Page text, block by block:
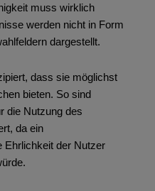
muss wirklich
werden nicht in Form
dargestellt.
dass sie möglichst
bieten. So sind
die Nutzung des
da ein
Ehrlichkeit der Nutzer